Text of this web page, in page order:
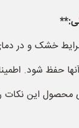
خشک و در
حفظ شود.
محصول این نکات